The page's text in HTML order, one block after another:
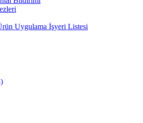
Uygulama İşyeri Listesi